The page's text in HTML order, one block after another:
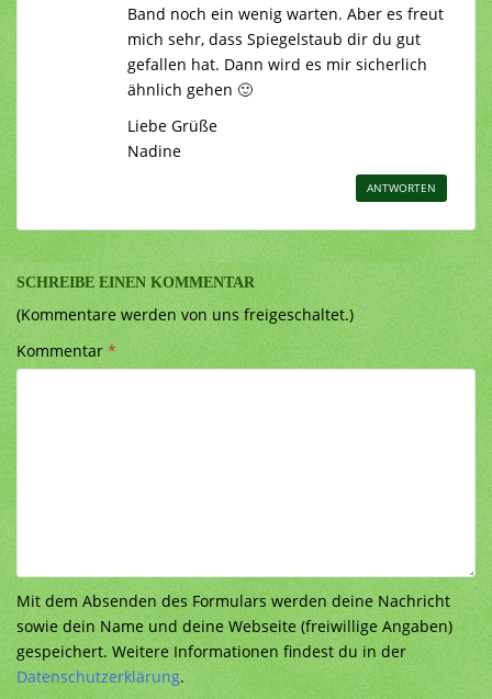
Band noch ein wenig warten. Aber es freut
mich sehr, dass Spiegelstaub dir du gut
gefallen hat. Dann wird es mir sicherlich
ähnlich gehen 🙂
Liebe Grüße
Nadine
ANTWORTEN
SCHREIBE EINEN KOMMENTAR
(Kommentare werden von uns freigeschaltet.)
Kommentar*
Mit dem Absenden des Formulars werden deine Nachricht
sowie dein Name und deine Webseite (freiwillige Angaben)
gespeichert. Weitere Informationen findest du in der
Datenschutzerklärung.